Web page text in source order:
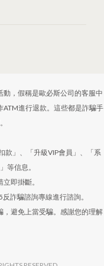
，假稱是歐必斯公司的客服中
進行退款。這些都是詐騙手
款」、「升級VIP會員」、「系
等信息。
即掛斷。
詐騙諮詢專線進行諮詢。
避免上當受騙。感謝您的理解